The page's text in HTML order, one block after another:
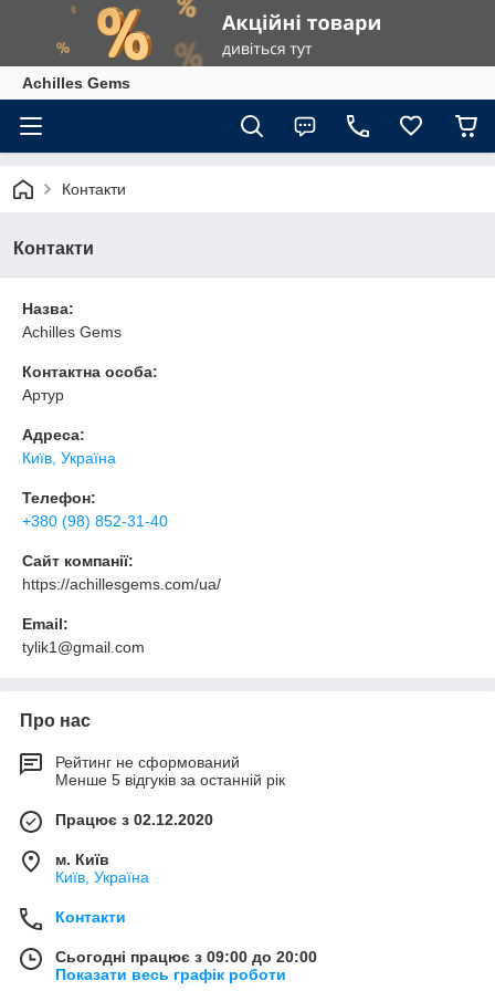
Achilles Gems
Контакти
Контакти
Назва:
Achilles Gems
Контактна особа:
Артур
Адреса:
Київ, Україна
Телефон:
+380 (98) 852-31-40
Сайт компанії:
https://achillesgems.com/ua/
Email:
tylik1@gmail.com
Про нас
Рейтинг не сформований
Менше 5 відгуків за останній рік
Працює з 02.12.2020
м. Київ
Київ, Україна
Контакти
Сьогодні працює з 09:00 до 20:00
Показати весь графік роботи